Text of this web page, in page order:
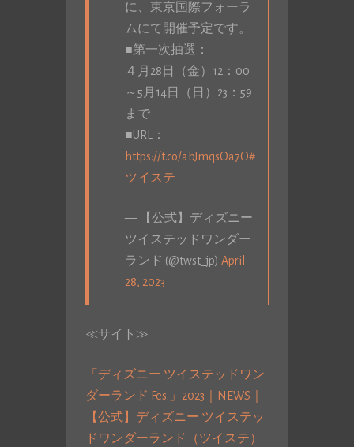
に、東京国際フォーラ
ムにて開催予定です。
■第一次抽選：
４月28日（金）12：00
～5月14日（日）23：59
まで
■URL：
https://t.co/abJmqsOa7O#
ツイステ
— 【公式】ディズニー
ツイステッドワンダー
ランド (@twst_jp) April
28, 2023
≪サイト≫
「ディズニー ツイステッドワン
ダーランド Fes.」2023｜NEWS｜
【公式】ディズニー ツイステッ
ドワンダーランド（ツイステ）